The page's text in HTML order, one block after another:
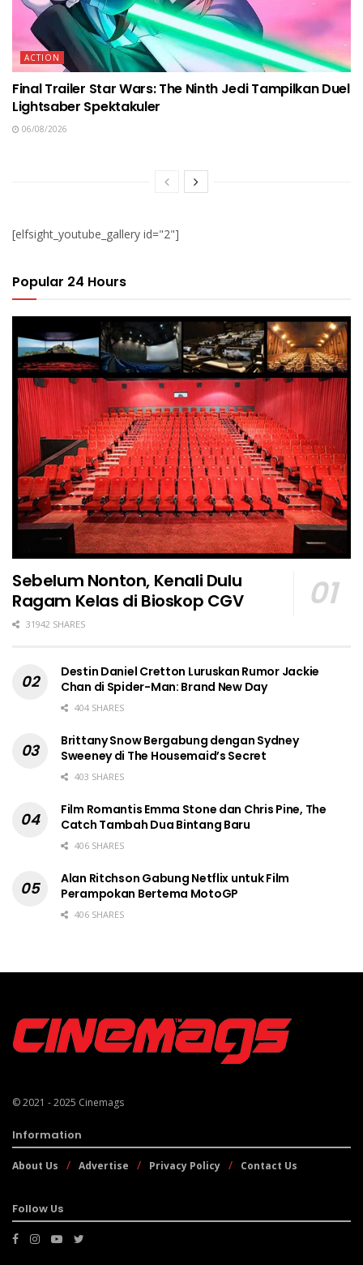
ACTION
Final Trailer Star Wars: The Ninth Jedi Tampilkan Duel
Lightsaber Spektakuler
06/08/2026
[elfsight_youtube_gallery id="2"]
Popular 24 Hours
Sebelum Nonton, Kenali Dulu
Ragam Kelas di Bioskop CGV
31942 SHARES
Destin Daniel Cretton Luruskan Rumor Jackie
Chan di Spider-Man: Brand New Day
404 SHARES
Brittany Snow Bergabung dengan Sydney
Sweeney di The Housemaid’s Secret
403 SHARES
Film Romantis Emma Stone dan Chris Pine, The
Catch Tambah Dua Bintang Baru
406 SHARES
Alan Ritchson Gabung Netflix untuk Film
Perampokan Bertema MotoGP
406 SHARES
© 2021 - 2025 Cinemags
Information
About Us Advertise Privacy Policy Contact Us
Follow Us